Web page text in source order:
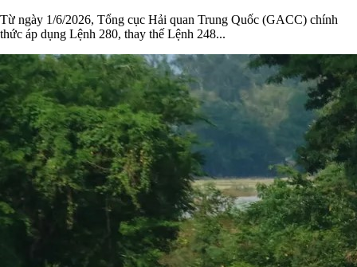
Từ ngày 1/6/2026, Tổng cục Hải quan Trung Quốc (GACC) chính
thức áp dụng Lệnh 280, thay thế Lệnh 248...